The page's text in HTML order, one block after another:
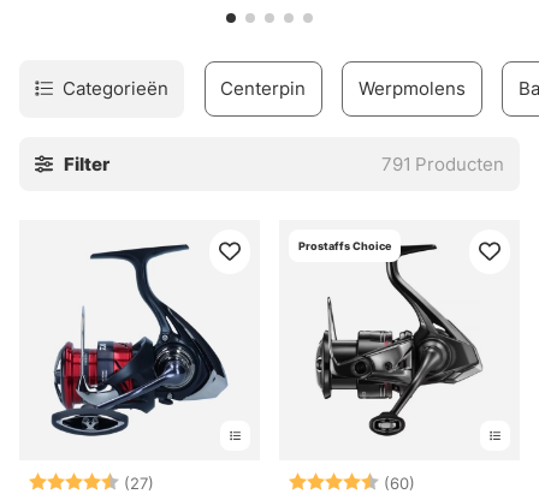
Categorieën Centerpin Werpmolens
Filter 791 Producten
Beoordeling:
(27)
4.6 uit 5 sterren
Prostaffs Choice
Beoordeling:
(60)